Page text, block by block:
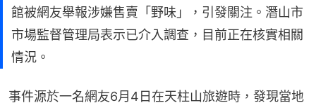
館被網友舉報涉嫌售賣「野味」，引發關注。潛山市
市場監督管理局表示已介入調查，目前正在核實相關
情況。
事件源於一名網友6月4日在天柱山旅遊時，發現當地